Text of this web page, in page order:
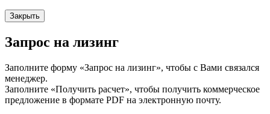
Закрыть
Запрос на лизинг
Заполните форму «Запрос на лизинг», чтобы с Вами связался
менеджер.
Заполните «Получить расчет», чтобы получить коммерческое
предложение в формате PDF на электронную почту.